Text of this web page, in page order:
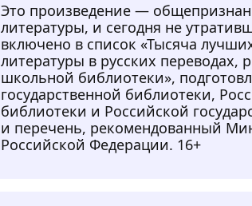
Это произведение —
литературы, и сегодня не
включено в список «Тысяча
литературы в русских переводах,
школьной библиотеки»,
государственной библиотеки,
библиотеки и Российской
и перечень, рекомендованный
Российской Федерации. 16+